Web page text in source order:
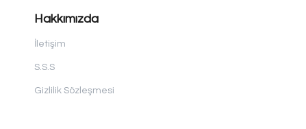
Hakkımızda
İletişim
S.S.S
Gizlilik Sözleşmesi